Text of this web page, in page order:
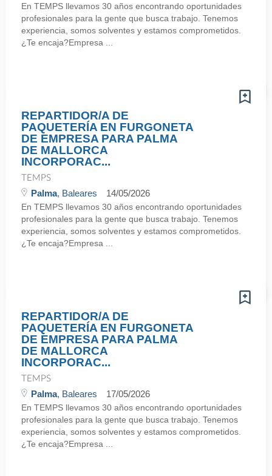
En TEMPS llevamos 30 años encontrando oportunidades
profesionales para la gente que busca trabajo. Tenemos
experiencia, somos solventes y estamos comprometidos.
¿Te encaja?Empresa ...
REPARTIDOR/A DE
PAQUETERÍA EN FURGONETA
DE EMPRESA PARA PALMA
DE MALLORCA
INCORPORAC...
TEMPS
Palma, Baleares 14/05/2026
En TEMPS llevamos 30 años encontrando oportunidades
profesionales para la gente que busca trabajo. Tenemos
experiencia, somos solventes y estamos comprometidos.
¿Te encaja?Empresa ...
REPARTIDOR/A DE
PAQUETERÍA EN FURGONETA
DE EMPRESA PARA PALMA
DE MALLORCA
INCORPORAC...
TEMPS
Palma, Baleares 17/05/2026
En TEMPS llevamos 30 años encontrando oportunidades
profesionales para la gente que busca trabajo. Tenemos
experiencia, somos solventes y estamos comprometidos.
¿Te encaja?Empresa ...